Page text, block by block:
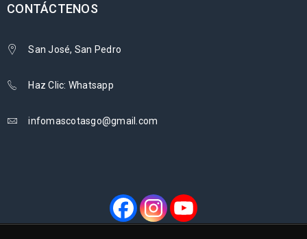
CONTÁCTENOS
San José, San Pedro
Haz Clic: Whatsapp
infomascotasgo@gmail.com